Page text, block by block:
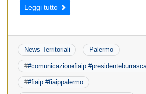
Leggi tutto
News Territoriali Palermo
##comunicazionefiaip
##fiaip #fiaippalermo